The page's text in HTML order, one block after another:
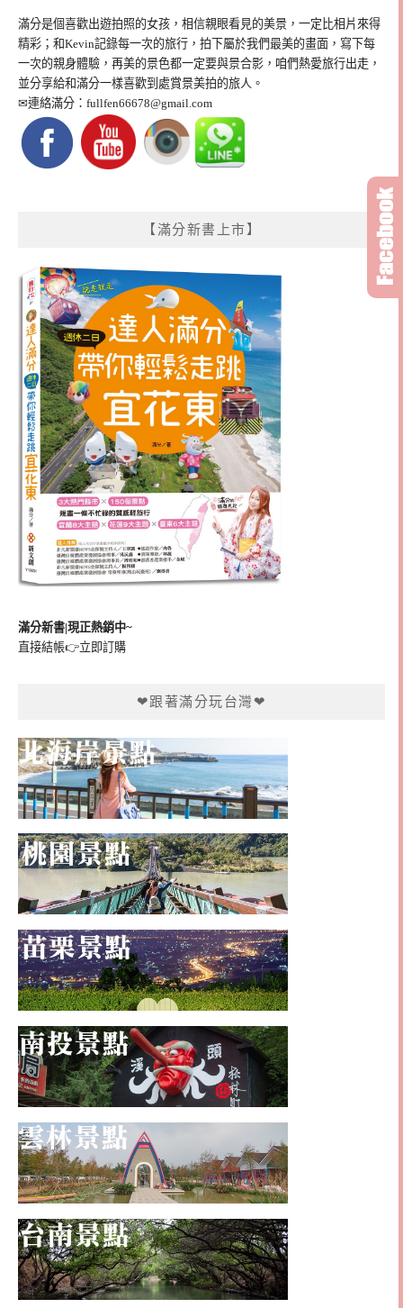
滿分是個喜歡出遊拍照的女孩，相信親眼看見的美景，一定比相片來得
精彩；和Kevin記錄每一次的旅行，拍下屬於我們最美的畫面，寫下每
一次的親身體驗，再美的景色都一定要與景合影，咱們熱愛旅行出走，
並分享給和滿分一樣喜歡到處賞景美拍的旅人。
✉連絡滿分： fullfen66678@gmail.com
【滿分新書上市】
滿分新書|現正熱銷中~
直接結帳👉立即訂購
❤跟著滿分玩台灣❤